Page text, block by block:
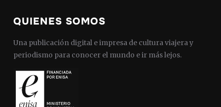
QUIENES SOMOS
Una publicación digital e impresa de cultura viajera y
periodismo para conocer el mundo e ir más lejos.